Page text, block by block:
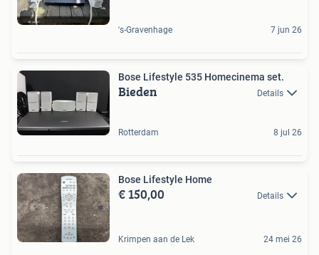
's-Gravenhage 7 jun 26
Bose Lifestyle 535 Homecinema set.
Bieden Details
Rotterdam 8 jul 26
Bose Lifestyle Home
€ 150,00 Details
Krimpen aan de Lek 24 mei 26